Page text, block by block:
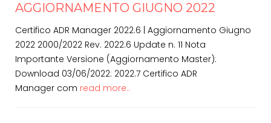
AGGIORNAMENTO GIUGNO 2022
Certifico ADR Manager 2022.6 | Aggiornamento Giugno
2022 2000/2022 Rev. 2022.6 Update n. 11 Nota
Importante Versione (Aggiornamento Master):
Download 03/06/2022: 2022.7 Certifico ADR
Manager com read more..